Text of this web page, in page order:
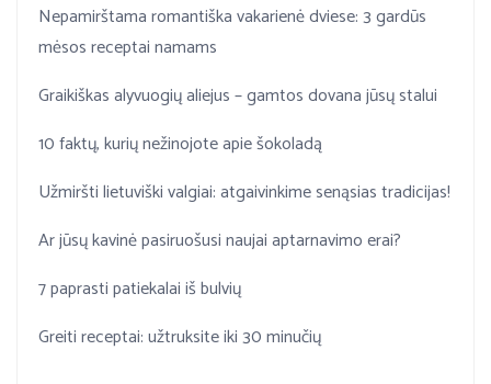
Nepamirštama romantiška vakarienė dviese: 3 gardūs
mėsos receptai namams
Graikiškas alyvuogių aliejus – gamtos dovana jūsų stalui
10 faktų, kurių nežinojote apie šokoladą
Užmiršti lietuviški valgiai: atgaivinkime senąsias tradicijas!
Ar jūsų kavinė pasiruošusi naujai aptarnavimo erai?
7 paprasti patiekalai iš bulvių
Greiti receptai: užtruksite iki 30 minučių